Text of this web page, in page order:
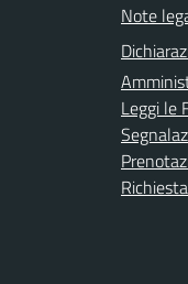
Note
Leggi le